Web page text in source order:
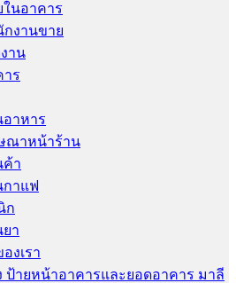
นอาคาร
กงานขาย
าน
าร
อาหาร
ณาหน้าร้าน
ค้า
กาแฟ
ก
า
งเรา
ป้ายหน้าอาคารและยอดอาคาร มาลี